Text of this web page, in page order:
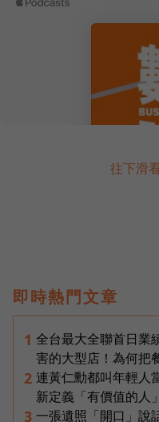
往下滑
即時熱門文章
1 全台最大全聯首日業
害的大型店！為何把
2 連黃仁勳都叫年輕人
新定義「有價值的人
3 一張遺照「開口」說